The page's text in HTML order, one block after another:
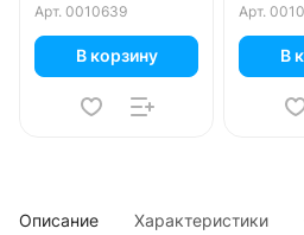
Арт. 0010639
В корзину
Арт.
В
Описание Характеристики